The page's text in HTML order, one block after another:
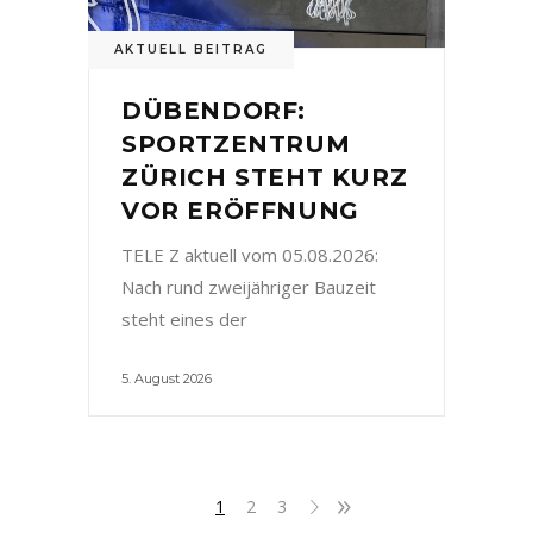
AKTUELL BEITRAG
DÜBENDORF:
SPORTZENTRUM
ZÜRICH STEHT KURZ
VOR ERÖFFNUNG
TELE Z aktuell vom 05.08.2026:
Nach rund zweijähriger Bauzeit
steht eines der
5. August 2026
1 2 3